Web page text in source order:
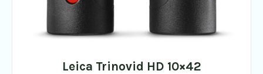
Leica Trinovid HD 10×42